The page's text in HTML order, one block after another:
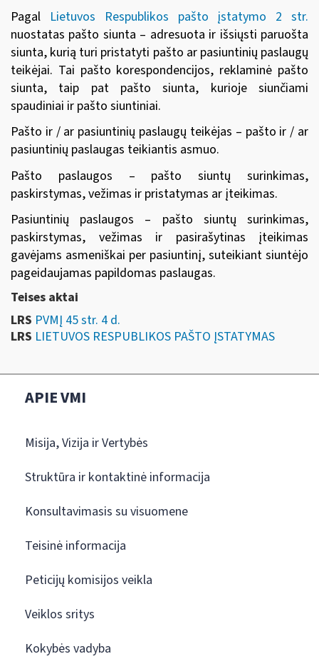
Pagal Lietuvos Respublikos pašto įstatymo 2 str.
nuostatas pašto siunta – adresuota ir išsiųsti paruošta
siunta, kurią turi pristatyti pašto ar pasiuntinių paslaugų
teikėjai. Tai pašto korespondencijos, reklaminė pašto
siunta, taip pat pašto siunta, kurioje siunčiami
spaudiniai ir pašto siuntiniai.
Pašto ir / ar pasiuntinių paslaugų teikėjas – pašto ir / ar
pasiuntinių paslaugas teikiantis asmuo.
Pašto paslaugos – pašto siuntų surinkimas,
paskirstymas, vežimas ir pristatymas ar įteikimas.
Pasiuntinių paslaugos – pašto siuntų surinkimas,
paskirstymas, vežimas ir pasirašytinas įteikimas
gavėjams asmeniškai per pasiuntinį, suteikiant siuntėjo
pageidaujamas papildomas paslaugas.
Teises aktai
LRS PVMĮ 45 str. 4 d.
LRS LIETUVOS RESPUBLIKOS PAŠTO ĮSTATYMAS
APIE VMI
Misija, Vizija ir Vertybės
Struktūra ir kontaktinė informacija
Konsultavimasis su visuomene
Teisinė informacija
Peticijų komisijos veikla
Veiklos sritys
Kokybės vadyba